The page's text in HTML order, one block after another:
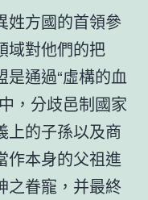
姓方國的首領參
域對他們的把
通過“虛構的血
，分歧邑制國家
上的子孫以及商
作本身的父祖進
之眷寵，并最終